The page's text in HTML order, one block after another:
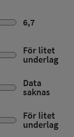
6,7
För litet
underlag
Data
saknas
För litet
underlag